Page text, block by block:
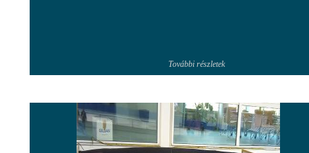
További részletek